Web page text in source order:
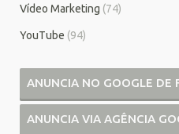
Vídeo Marketing (74)
YouTube (94)
ANUNCIA NO GOOGLE DE
ANUNCIA VIA AGÊNCIA